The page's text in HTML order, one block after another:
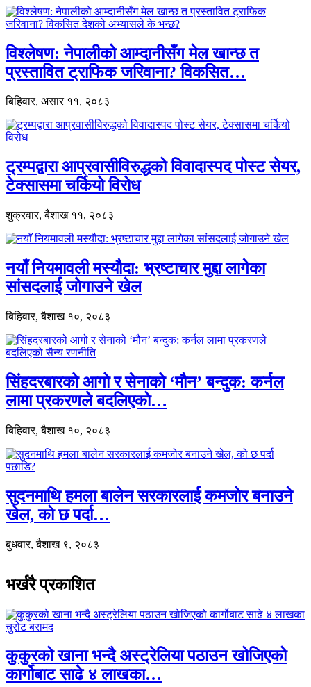
विश्लेषण: नेपालीको आम्दानीसँग मेल खान्छ त
प्रस्तावित ट्राफिक जरिवाना? विकसित…
बिहिवार, असार ११, २०८३
ट्रम्पद्वारा आप्रवासीविरुद्धको विवादास्पद पोस्ट सेयर,
टेक्सासमा चर्कियो विरोध
शुक्रवार, बैशाख ११, २०८३
नयाँ नियमावली मस्यौदा: भ्रष्टाचार मुद्दा लागेका
सांसदलाई जोगाउने खेल
बिहिवार, बैशाख १०, २०८३
सिंहदरबारको आगो र सेनाको ‘मौन’ बन्दुक: कर्नल
लामा प्रकरणले बदलिएको…
बिहिवार, बैशाख १०, २०८३
सुदनमाथि हमला बालेन सरकारलाई कमजोर बनाउने
खेल, को छ पर्दा…
बुधवार, बैशाख ९, २०८३
भर्खरै प्रकाशित
कुकुरको खाना भन्दै अस्ट्रेलिया पठाउन खोजिएको
कार्गोबाट साढे ४ लाखका…